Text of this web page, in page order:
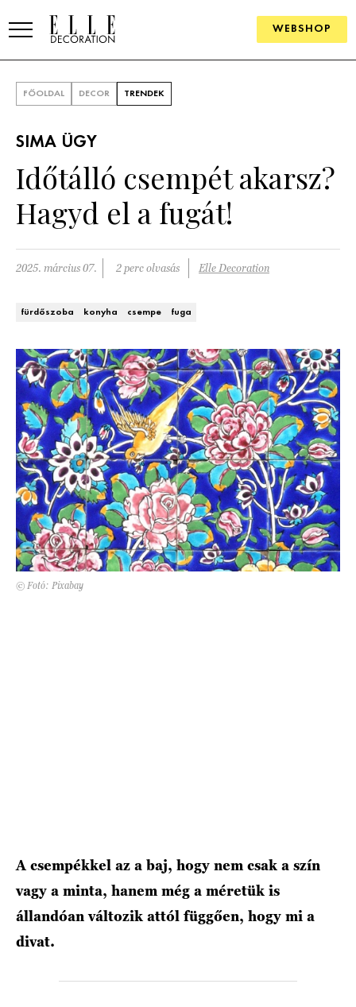
WEBSHOP
SZOBÁK
Konyha
Fürdőszoba
Kert és terasz
ÖTLETEK
SZÉP TEREK
HÍRLEVÉL
FŐOLDAL DECOR TRENDEK
SIMA ÜGY
Időtálló csempét akarsz?
Hagyd el a fugát!
2025. március 07. 2 perc olvasás Elle Decoration
fürdőszoba konyha csempe fuga
© Fotó: Pixabay
A csempékkel az a baj, hogy nem csak a szín
vagy a minta, hanem még a méretük is
állandóan változik attól függően, hogy mi a
divat.